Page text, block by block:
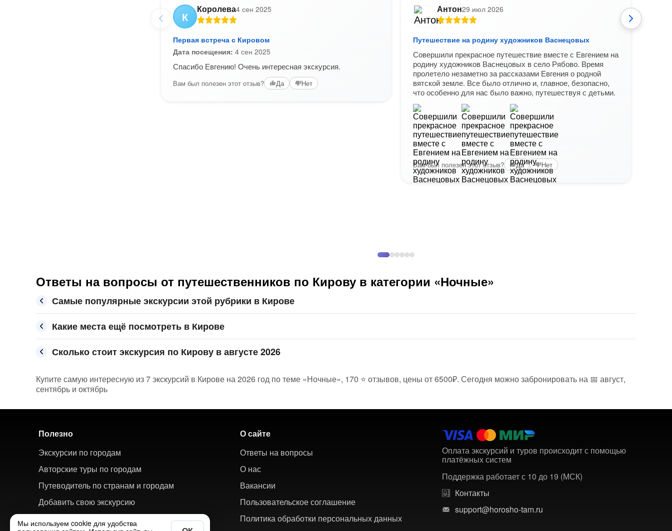
К
Королева4 сен 2025
Первая встреча с Кировом
Дата посещения: 4 сен 2025
Спасибо Евгению! Очень интересная экскурсия.
Вам был полезен этот отзыв? Да Нет
Антон29 июл 2026
Путешествие на родину художников Васнецовых
Совершили прекрасное путешествие вместе с Евгением на
родину художников Васнецовых в село Рябово. Время
пролетело незаметно за рассказами Евгения о родной
вятской земле. Все было отлично и, главное, безопасно,
что особенно для нас было важно, путешествуя с детьми.
Вам был полезен этот отзыв? Да Нет
Ответы на вопросы от путешественников по Кирову в категории «Ночные»
Самые популярные экскурсии этой рубрики в Кирове
Какие места ещё посмотреть в Кирове
Сколько стоит экскурсия по Кирову в августе 2026
Купите самую интересную из 7 экскурсий в Кирове на 2026 год по теме «Ночные», 170 ⭐ отзывов, цены от 6500₽. Сегодня можно забронировать на 📅 август,
сентябрь и октябрь
Полезно
Экскурсии по городам
Авторские туры по городам
Путеводитель по странам и городам
Добавить свою экскурсию
О сайте
Ответы на вопросы
О нас
Вакансии
Пользовательское соглашение
Политика обработки персональных данных
Оплата экскурсий и туров происходит с помощью
платёжных систем
Поддержка работает с 10 до 19 (МСК)
Контакты
support@horosho-tam.ru
Мы используем cookie для удобства